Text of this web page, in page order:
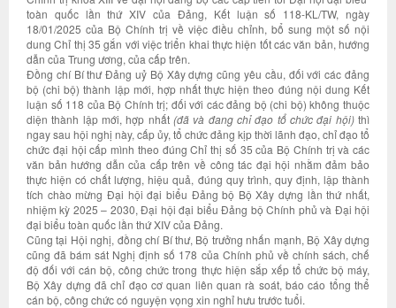
toàn quốc lần thứ XIV của Đảng, Kết luận số 118-KL/TW, ngày
18/01/2025 của Bộ Chính trị về việc điều chỉnh, bổ sung một số nội
dung Chỉ thị 35 gắn với việc triển khai thực hiện tốt các văn bản, hướng
dẫn của Trung ương, của cấp trên.
Đồng chí Bí thư Đảng uỷ Bộ Xây dựng cũng yêu cầu, đối với các đảng
bộ (chi bộ) thành lập mới, hợp nhất thực hiện theo đúng nội dung Kết
luận số 118 của Bộ Chính trị; đối với các đảng bộ (chi bộ) không thuộc
diện thành lập mới, hợp nhất (đã và đang chỉ đạo tổ chức đại hội)thì
ngay sau hội nghị này, cấp ủy, tổ chức đảng kịp thời lãnh đạo, chỉ đạo tổ
chức đại hội cấp mình theo đúng Chỉ thị số 35 của Bộ Chính trị và các
văn bản hướng dẫn của cấp trên về công tác đại hội nhằm đảm bảo
thực hiện có chất lượng, hiệu quả, đúng quy trình, quy định, lập thành
tích chào mừng Đại hội đại biểu Đảng bộ Bộ Xây dựng lần thứ nhất,
nhiệm kỳ 2025 – 2030, Đại hội đại biểu Đảng bộ Chính phủ và Đại hội
đại biểu toàn quốc lần thứ XIV của Đảng.
Cũng tại Hội nghị, đồng chí Bí thư, Bộ trưởng nhấn mạnh, Bộ Xây dựng
cũng đã bám sát Nghị định số 178 của Chính phủ về chính sách, chế
độ đối với cán bộ, công chức trong thực hiện sắp xếp tổ chức bộ máy,
Bộ Xây dựng đã chỉ đạo cơ quan liên quan rà soát, báo cáo tổng thể
cán bộ, công chức có nguyện vọng xin nghỉ hưu trước tuổi.